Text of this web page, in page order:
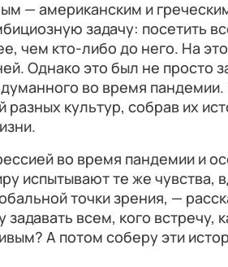
— американским и
задачу: посетить
чем кто-либо до него. На
Однако это был не просто
во время
культур, собрав их
во время пандемии и
испытывают те же чувства,
точки зрения, —
всем, кого встречу,
А потом соберу эти